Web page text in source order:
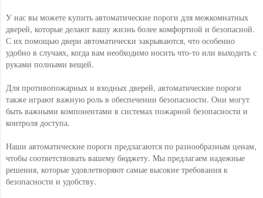
У нас вы можете купить автоматические пороги для межкомнатных
дверей, которые делают вашу жизнь более комфортной и безопасной.
С их помощью двери автоматически закрываются, что особенно
удобно в случаях, когда вам необходимо носить что-то или выходить с
руками полными вещей.
Для противопожарных и входных дверей, автоматические пороги
также играют важную роль в обеспечении безопасности. Они могут
быть важными компонентами в системах пожарной безопасности и
контроля доступа.
Наши автоматические пороги предлагаются по разнообразным ценам,
чтобы соответствовать вашему бюджету. Мы предлагаем надежные
решения, которые удовлетворяют самые высокие требования к
безопасности и удобству.